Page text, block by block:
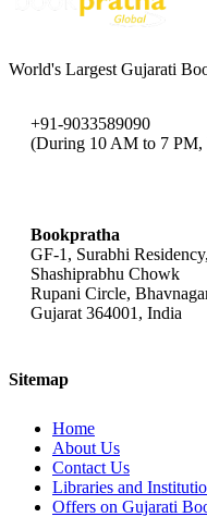
(ઉમા રાંદેરિયા )
Various
(વિવિધ અનુવાદકો )
(યશવંત મહેતા)
Yogesh
World's Largest Gujarati
+91-9033589090
(During 10 AM to 7 PM,
Bookpratha
GF-1, Surabhi Residency,
Shashiprabhu Chowk
Rupani Circle,
Gujarat 364001, India
Sitemap
Home
About Us
Contact Us
Libraries and
Offers on Gujarati